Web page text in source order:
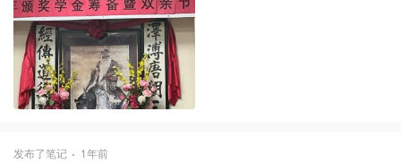
发布了笔记 1年前